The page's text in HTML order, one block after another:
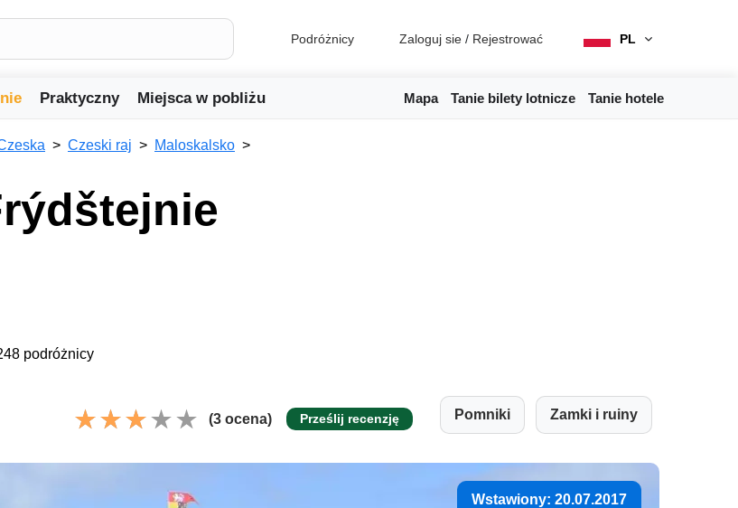
Podróżnicy Zaloguj sie / Rejestrować PL
Praktyczny Miejsca w pobliżu Mapa Tanie bilety lotnicze Tanie hotele
Czeski raj Maloskalsko
podróżnicy
(3 ocena) Prześlij recenzję Pomniki Zamki i ruiny
Wstawiony: 20.07.2017